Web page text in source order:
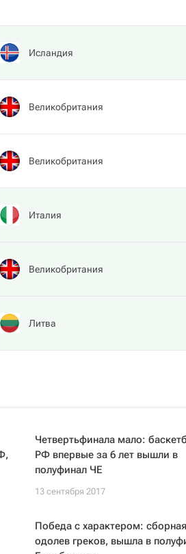
Исландия
Великобритания
Великобритания
Италия
Великобритания
Литва
Четвертьфинала мало:
РФ впервые за 6 лет вышли в
полуфинал ЧЕ
13 сентября 2017
Победа с характером:
одолев греков, вышла в